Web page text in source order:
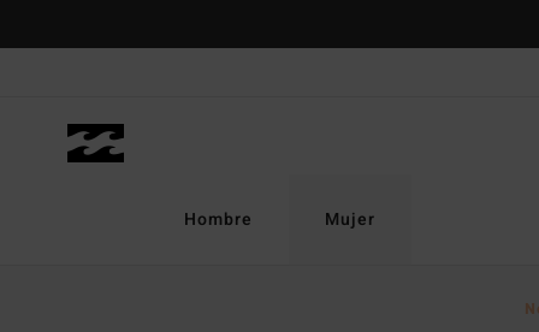
producto
Hombre Mujer